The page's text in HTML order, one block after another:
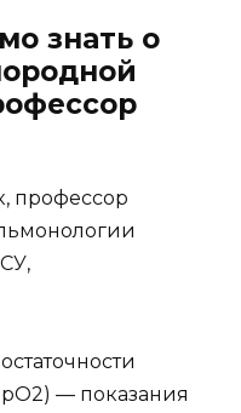
знать о
профессор
— показания